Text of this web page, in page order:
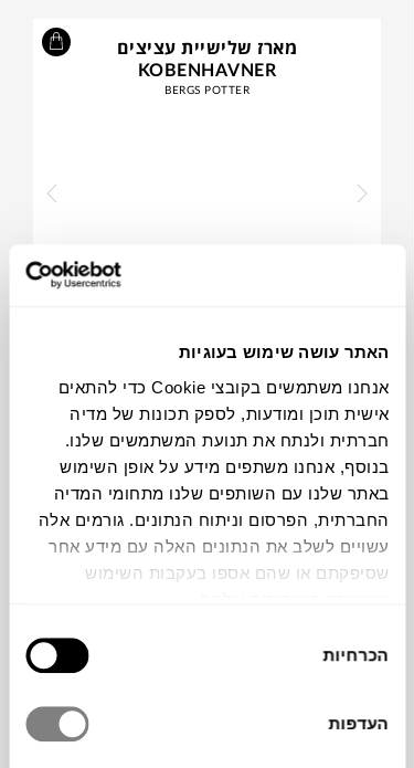
האתר עושה שימוש בעוגיות
אנחנו משתמשים בקובצי Cookie כדי להתאים
אישית תוכן ומודעות, לספק תכונות של מדיה
חברתית ולנתח את תנועת המשתמשים שלנו.
בנוסף, אנחנו משתפים מידע על אופן השימוש
באתר שלנו עם השותפים שלנו מתחומי המדיה
החברתית, הפרסום וניתוח הנתונים. גורמים אלה
עשויים לשלב את הנתונים האלה עם מידע אחר
שסיפקתם או שהם אספו בעקבות השימוש
הסכמה
הכרחיות
העדפות
מארז שלישיית עציצים
KOBENHAVNER
BERGS POTTER
₪210
תחתית לעציץ HOFF 8
BERGS POTTER